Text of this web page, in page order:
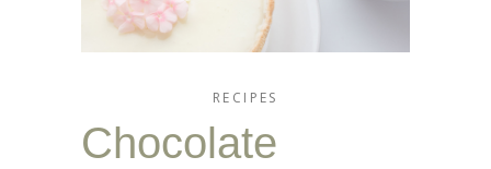
RECIPES
Chocolate